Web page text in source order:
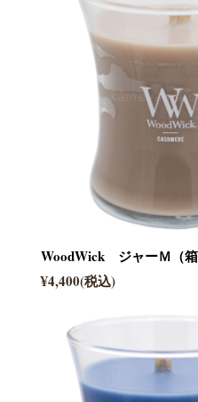
WoodWick ジャーＭ（箱
¥4,400(税込)